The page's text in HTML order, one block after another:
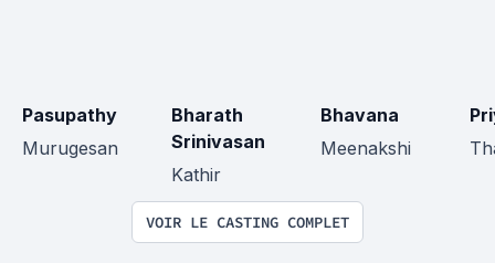
Pasupathy
Murugesan
Bharath
Srinivasan
Kathir
Bhavana
Meenakshi
VOIR LE CASTING COMPLET